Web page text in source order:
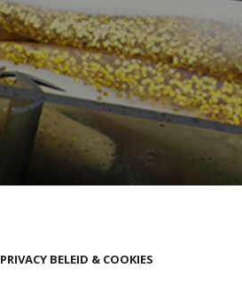
PRIVACY BELEID & COOKIES